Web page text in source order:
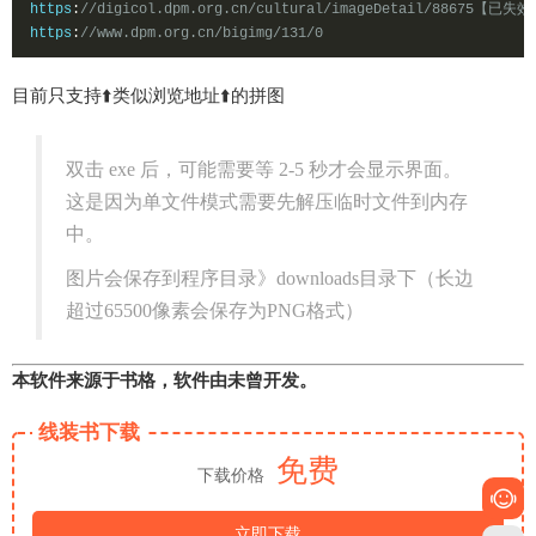
https : //digicol.dpm.org.cn/cultural/imageDetail/88675【已失效
https : //www.dpm.org.cn/bigimg/131/0
目前只支持⬆️类似浏览地址⬆️的拼图
双击 exe 后，可能需要等 2-5 秒才会显示界面。
这是因为单文件模式需要先解压临时文件到内存
中。
图片会保存到程序目录》downloads目录下（长边
超过65500像素会保存为PNG格式）
本软件来源于书格，软件由未曾开发。
线装书下载
下载价格 免费